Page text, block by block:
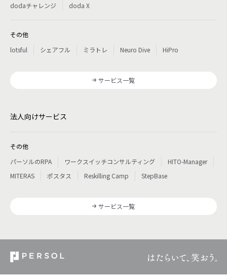
dodaチャレンジ
doda X
その他
lotsful
シェアフル ミラトレ Neuro Dive HiPro
サービス一覧
法人向けサービス
その他
パーソルのRPA
ワークスイッチコンサルティング
HITO-Manager
MITERAS
ポスタス Reskilling Camp StepBase
サービス一覧